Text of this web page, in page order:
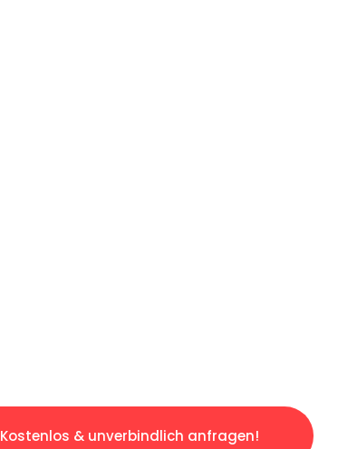
Kostenlos & unverbindlich anfragen!